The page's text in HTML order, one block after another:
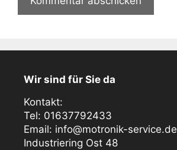
Wir sind für Sie da
Kontakt:
Tel: 01637792433
Email: info@motronik-service.de
Industriering Ost 48